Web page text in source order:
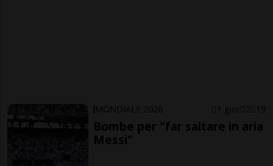
MONDIALE 2026 1 gior 2 19
Bombe per "far saltare in aria
Messi"